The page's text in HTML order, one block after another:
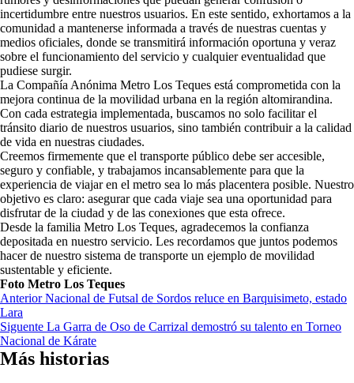
incertidumbre entre nuestros usuarios. En este sentido, exhortamos a la
comunidad a mantenerse informada a través de nuestras cuentas y
medios oficiales, donde se transmitirá información oportuna y veraz
sobre el funcionamiento del servicio y cualquier eventualidad que
pudiese surgir.
La Compañía Anónima Metro Los Teques está comprometida con la
mejora continua de la movilidad urbana en la región altomirandina.
Con cada estrategia implementada, buscamos no solo facilitar el
tránsito diario de nuestros usuarios, sino también contribuir a la calidad
de vida en nuestras ciudades.
Creemos firmemente que el transporte público debe ser accesible,
seguro y confiable, y trabajamos incansablemente para que la
experiencia de viajar en el metro sea lo más placentera posible. Nuestro
objetivo es claro: asegurar que cada viaje sea una oportunidad para
disfrutar de la ciudad y de las conexiones que esta ofrece.
Desde la familia Metro Los Teques, agradecemos la confianza
depositada en nuestro servicio. Les recordamos que juntos podemos
hacer de nuestro sistema de transporte un ejemplo de movilidad
sustentable y eficiente.
Foto Metro Los Teques
Navegación
de
entradas
AnteriorNacional de Futsal de Sordos reluce en Barquisimeto, estado
Lara
Siguente La Garra de Oso de Carrizal demostró su talento en Torneo
Nacional de Kárate
Más historias